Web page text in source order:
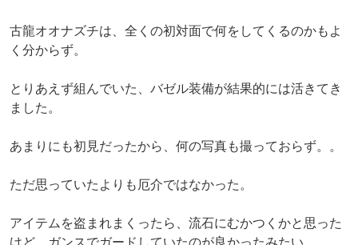
古龍オオナズチは、全くの初対面で何をしてくるのかもよ
く分からず。
とりあえず組んでいた、バゼル装備が結果的には活きてき
ました。
あまりにも初見だったから、何の写真も撮っておらず。。
ただ思っていたよりも厄介ではなかった。
アイテムを盗まれまくったら、流石にむかつくかと思った
けど、ガンスでガードしていたのが良かったみたい。